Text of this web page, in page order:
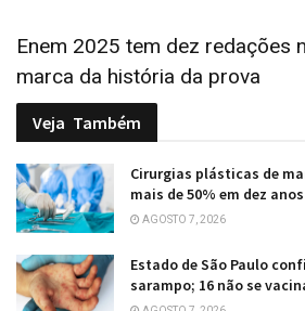
Enem 2025 tem dez redações
marca da história da prova
Veja Também
Cirurgias plásticas de
mais de 50% em dez anos
AGOSTO 7, 2026
Estado de São Paulo
sarampo; 16 não se